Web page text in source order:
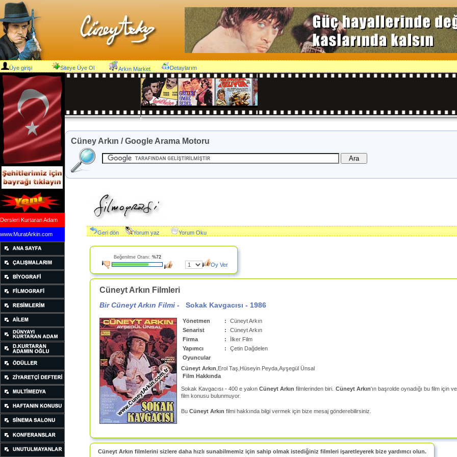
Üye girişi Siteye Üye Ol Arkın Market Detaylarım
Dersleri Kurtaran Adam
www.MuratArkin.com
Cüney Arkın / Google Arama Motoru
Geri dön Yorum yaz Yorum Oku
Beğenilme Oranı: %72
Oy Ver
Cüneyt Arkın Filmleri
Bir Cüneyt Arkın Filmi - Sokak Kavgacısı - 1986
Yönetmen :
Cüneyt Arkın
Senarist
:
Cüneyt Arkın
Firma
:
İlker Film
Yapımcı
:
Çetin Dağdelen
Oyuncular
Cüneyt Arkın ,Erol Taş,Hüseyin Peyda,Ayşegül Ünsal
Film Hakkında
Sokak Kavgacısı - 400 e yakın Cüneyt Arkın filmlerinden biri. Cüneyt Arkın'ın başrolde oynadığı bu film için
film konusu bulunmuyor.
Bu Cüneyt Arkın filmi hakkında bilgi vermek için bize mesaj gönderebilirsiniz.
Cüneyt Arkın filmlerini sizlere daha hızlı sunabilmemiz için sahip olmak istediğiniz filmleri işaretleyerek bize yardımcı olun.